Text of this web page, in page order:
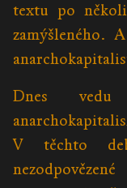
textu po
zamýšleného.
Dnes
V těchto